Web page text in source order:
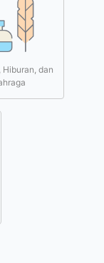
Hiburan, dan